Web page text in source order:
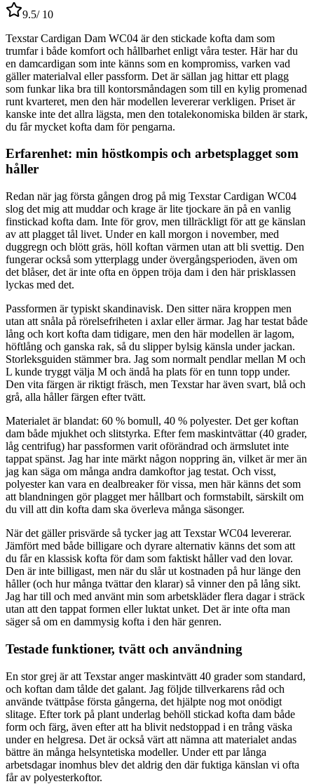
9.5/ 10
Texstar Cardigan Dam WC04 är den stickade kofta dam som
trumfar i både komfort och hållbarhet enligt våra tester. Här har du
en damcardigan som inte känns som en kompromiss, varken vad
gäller materialval eller passform. Det är sällan jag hittar ett plagg
som funkar lika bra till kontorsmåndagen som till en kylig promenad
runt kvarteret, men den här modellen levererar verkligen. Priset är
kanske inte det allra lägsta, men den totalekonomiska bilden är stark,
du får mycket kofta dam för pengarna.
Erfarenhet: min höstkompis och arbetsplagget som
håller
Redan när jag första gången drog på mig Texstar Cardigan WC04
slog det mig att muddar och krage är lite tjockare än på en vanlig
finstickad kofta dam. Inte för grov, men tillräckligt för att ge känslan
av att plagget tål livet. Under en kall morgon i november, med
duggregn och blött gräs, höll koftan värmen utan att bli svettig. Den
fungerar också som ytterplagg under övergångsperioden, även om
det blåser, det är inte ofta en öppen tröja dam i den här prisklassen
lyckas med det.
Passformen är typiskt skandinavisk. Den sitter nära kroppen men
utan att snåla på rörelsefriheten i axlar eller ärmar. Jag har testat både
lång och kort kofta dam tidigare, men den här modellen är lagom,
höftlång och ganska rak, så du slipper bylsig känsla under jackan.
Storleksguiden stämmer bra. Jag som normalt pendlar mellan M och
L kunde tryggt välja M och ändå ha plats för en tunn topp under.
Den vita färgen är riktigt fräsch, men Texstar har även svart, blå och
grå, alla håller färgen efter tvätt.
Materialet är blandat: 60 % bomull, 40 % polyester. Det ger koftan
dam både mjukhet och slitstyrka. Efter fem maskintvättar (40 grader,
låg centrifug) har passformen varit oförändrad och ärmslutet inte
tappat spänst. Jag har inte märkt någon noppring än, vilket är mer än
jag kan säga om många andra damkoftor jag testat. Och visst,
polyester kan vara en dealbreaker för vissa, men här känns det som
att blandningen gör plagget mer hållbart och formstabilt, särskilt om
du vill att din kofta dam ska överleva många säsonger.
När det gäller prisvärde så tycker jag att Texstar WC04 levererar.
Jämfört med både billigare och dyrare alternativ känns det som att
du får en klassisk kofta för dam som faktiskt håller vad den lovar.
Den är inte billigast, men när du slår ut kostnaden på hur länge den
håller (och hur många tvättar den klarar) så vinner den på lång sikt.
Jag har till och med använt min som arbetskläder flera dagar i sträck
utan att den tappat formen eller luktat unket. Det är inte ofta man
säger så om en dammysig kofta i den här genren.
Testade funktioner, tvätt och användning
En stor grej är att Texstar anger maskintvätt 40 grader som standard,
och koftan dam tålde det galant. Jag följde tillverkarens råd och
använde tvättpåse första gångerna, det hjälpte nog mot onödigt
slitage. Efter tork på plant underlag behöll stickad kofta dam både
form och färg, även efter att ha blivit nedstoppad i en trång väska
under en helgresa. Det är också värt att nämna att materialet andas
bättre än många helsyntetiska modeller. Under ett par långa
arbetsdagar inomhus blev det aldrig den där fuktiga känslan vi ofta
får av polyesterkoftor.